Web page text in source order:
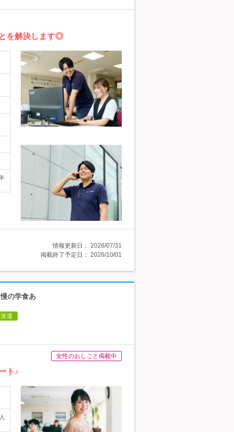
を解決します◎
情報更新日： 2026/07/31
掲載終了予定日： 2026/10/01
の学食あ
遣
女性のおしごと掲載中
ト♪